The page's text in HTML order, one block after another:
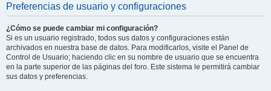
Preferencias de usuario y configuraciones
¿Cómo se puede cambiar mi configuración?
Si es un usuario registrado, todos sus datos y configuraciones están
archivados en nuestra base de datos. Para modificarlos, visite el Panel de
Control de Usuario; haciendo clic en su nombre de usuario que se encuentra
en la parte superior de las páginas del foro. Este sistema le permitirá cambiar
sus datos y preferencias.